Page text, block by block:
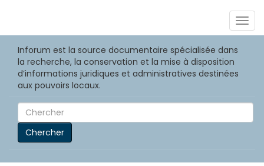
Inforum est la source documentaire spécialisée dans
la recherche, la conservation et la mise à disposition
d’informations juridiques et administratives destinées
aux pouvoirs locaux.
Chercher